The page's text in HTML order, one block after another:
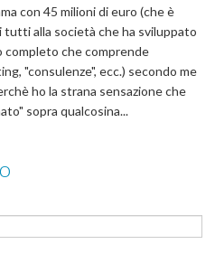
con 45 milioni di euro (che è
alla società che ha sviluppato
completo che comprende
"consulenze", ecc.) secondo me
ho la strana sensazione che
sopra qualcosina...